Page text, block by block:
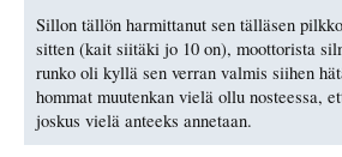
Sillon tällön harmittanut sen tälläsen
sitten (kait siitäki jo 10 on), moottorista
runko oli kyllä sen verran valmis siihen
hommat muutenkan vielä ollu nosteessa,
joskus vielä anteeks annetaan.